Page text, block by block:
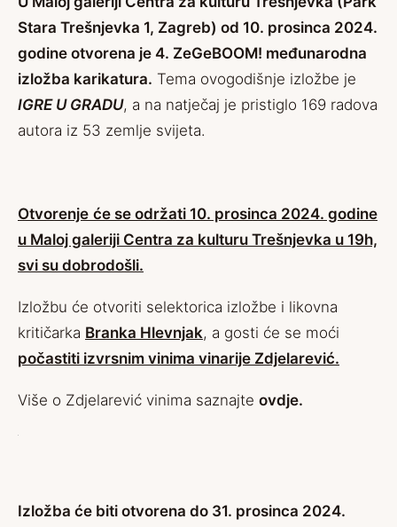
Stara Trešnjevka 1, Zagreb) od 10. prosinca 2024.
godine otvorena je 4. ZeGeBOOM! međunarodna
izložba karikatura. Tema ovogodišnje izložbe je
IGRE U GRADU, a na natječaj je pristiglo 169 radova
autora iz 53 zemlje svijeta.
Otvorenje će se održati 10. prosinca 2024. godine
u Maloj galeriji Centra za kulturu Trešnjevka u 19h,
svi su dobrodošli.
Izložbu će otvoriti selektorica izložbe i likovna
kritičarka Branka Hlevnjak, a gosti će se moći
počastiti izvrsnim vinima vinarije Zdjelarević.
Više o Zdjelarević vinima saznajte ovdje.
Izložba će biti otvorena do 31. prosinca 2024.